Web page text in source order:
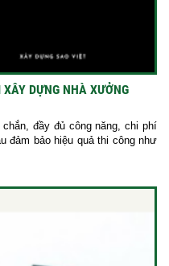
DỰNG NHÀ XƯỞNG
đầy đủ công năng, chi phí
đảm bảo hiệu quả thi công như